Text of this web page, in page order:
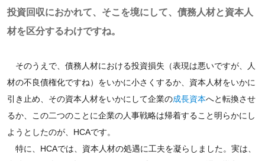
投資回収におかれて、そこを境にして、債務人材と資本人
材を区分するわけですね。
そのうえで、債務人材における投資損失（表現は悪いですが、人
材の不良債権化ですね）をいかに小さくするか、資本人材をいかに
引き止め、その資本人材をいかにして企業の成長資本へと転換させ
るか、この二つのことに企業の人事戦略は帰着すること明らかにし
ようとしたのが、HCAです。
特に、HCAでは、資本人材の処遇に工夫を凝らしました。実は、